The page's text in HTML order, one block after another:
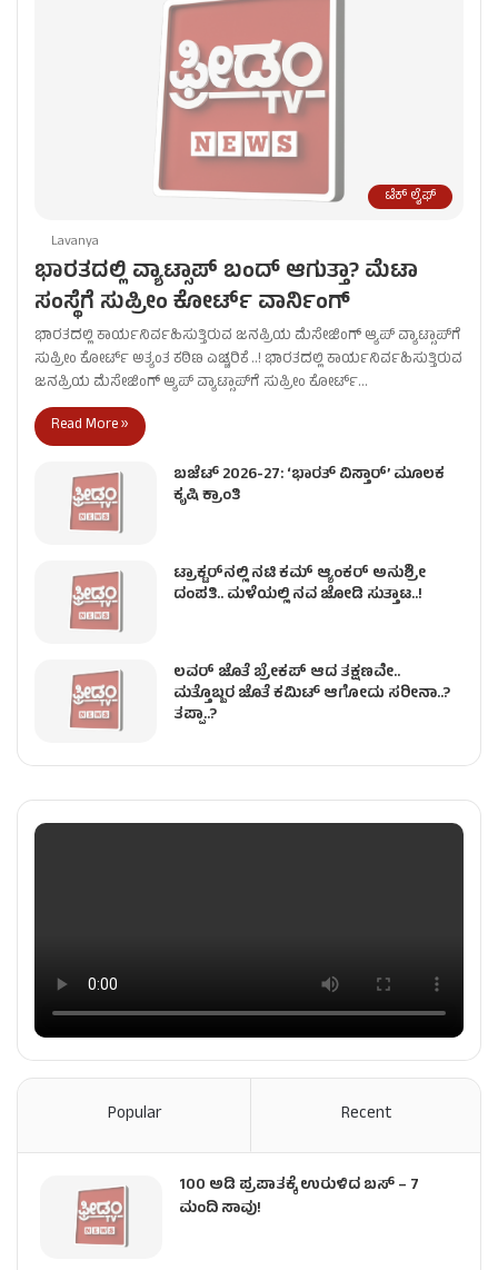
ಟೆಕ್ ಲೈಫ್
Lavanya
ಭಾರತದಲ್ಲಿ ವ್ಯಾಟ್ಸಾಪ್ ಬಂದ್ ಆಗುತ್ತಾ? ಮೆಟಾ
ಸಂಸ್ಥೆಗೆ ಸುಪ್ರೀಂ ಕೋರ್ಟ್ ವಾರ್ನಿಂಗ್
ಭಾರತದಲ್ಲಿ ಕಾರ್ಯನಿರ್ವಹಿಸುತ್ತಿರುವ ಜನಪ್ರಿಯ ಮೆಸೇಜಿಂಗ್ ಆ್ಯಪ್ ವ್ಯಾಟ್ಸಾಪ್‌ಗೆ
ಸುಪ್ರೀಂ ಕೋರ್ಟ್ ಅತ್ಯಂತ ಕಠಿಣ ಎಚ್ಚರಿಕೆ ..! ಭಾರತದಲ್ಲಿ ಕಾರ್ಯನಿರ್ವಹಿಸುತ್ತಿರುವ
ಜನಪ್ರಿಯ ಮೆಸೇಜಿಂಗ್ ಆ್ಯಪ್ ವ್ಯಾಟ್ಸಾಪ್‌ಗೆ ಸುಪ್ರೀಂ ಕೋರ್ಟ್…
Read More »
ಬಜೆಟ್ 2026-27: ‘ಭಾರತ್ ವಿಸ್ತಾರ್’ ಮೂಲಕ
ಕೃಷಿ ಕ್ರಾಂತಿ
ಟ್ರಾಕ್ಟರ್‌ನಲ್ಲಿ ನಟಿ ಕಮ್​ ಆ್ಯಂಕರ್​ ಅನುಶ್ರೀ
ದಂಪತಿ.. ಮಳೆಯಲ್ಲಿ ನವ ಜೋಡಿ ಸುತ್ತಾಟ..!
ಲವರ್ ಜೊತೆ ಬ್ರೇಕಪ್ ಆದ ತಕ್ಷಣವೇ..
ಮತ್ತೊಬ್ಬರ ಜೊತೆ ಕಮಿಟ್ ಆಗೋದು ಸರೀನಾ..?
ತಪ್ಪಾ..?
Popular Recent
100 ಅಡಿ ಪ್ರಪಾತಕ್ಕೆ ಉರುಳಿದ ಬಸ್‌ – 7
ಮಂದಿ ಸಾವು!